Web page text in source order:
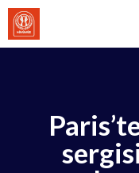
İçeriğe
atla